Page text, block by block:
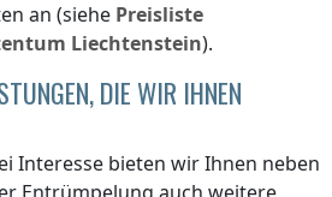
an (siehe Preisliste
Liechtenstein).
DIE WIR IHNEN
Interesse bieten wir Ihnen neben